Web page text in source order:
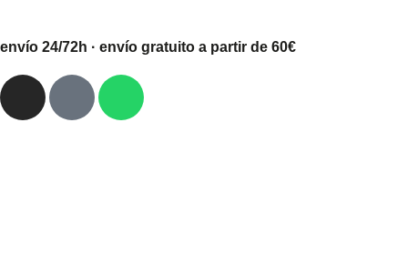
envío 24/72h · envío gratuito a partir de 60€